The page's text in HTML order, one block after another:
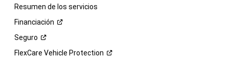
Resumen de los servicios
Financiación
Seguro
FlexCare Vehicle Protection